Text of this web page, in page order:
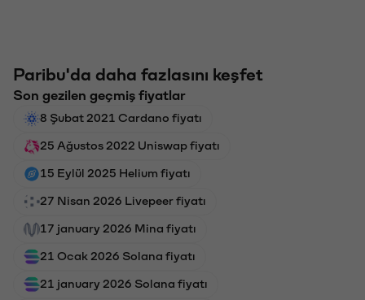
Paribu'da daha fazlasını keşfet
Son gezilen geçmiş fiyatlar
8 Şubat 2021 Cardano fiyatı
25 Ağustos 2022 Uniswap fiyatı
15 Eylül 2025 Helium fiyatı
27 Nisan 2026 Livepeer fiyatı
17 january 2026 Mina fiyatı
21 Ocak 2026 Solana fiyatı
21 january 2026 Solana fiyatı